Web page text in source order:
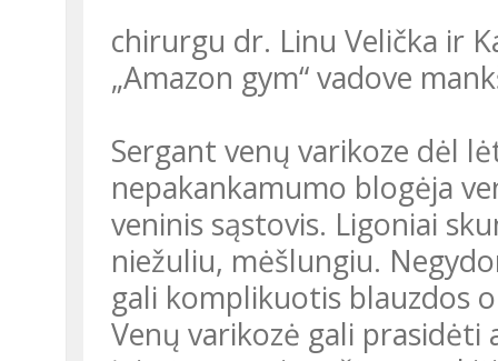
chirurgu dr. Linu Velička ir
„Amazon gym“ vadove
Sergant venų varikoze dėl
nepakankamumo blogėja
veninis sąstovis. Ligoniai
niežuliu, mėšlungiu.
gali komplikuotis blauzdos
Venų varikozė gali prasidėti